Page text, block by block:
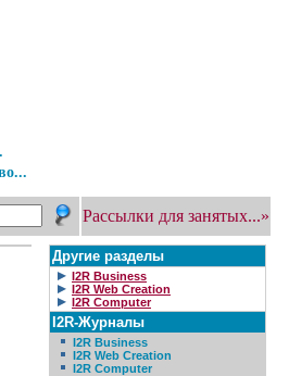
Рассылки для занятых...»
Другие разделы
I2R Business
I2R Web Creation
I2R Computer
I2R-Журналы
I2R Business
I2R Web Creation
I2R Computer